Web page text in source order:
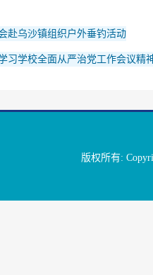
赴乌沙镇组织户外垂钓活动
习学校全面从严治党工作会议精
版权所有: